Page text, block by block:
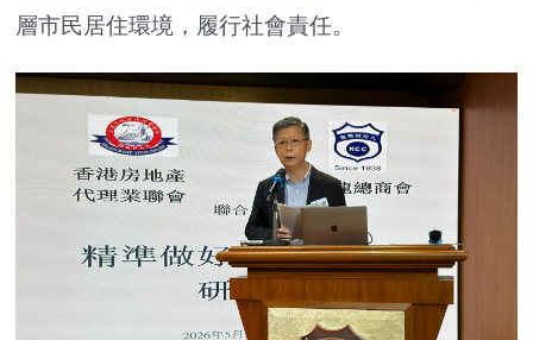
層市民居住環境，履行社會責任。